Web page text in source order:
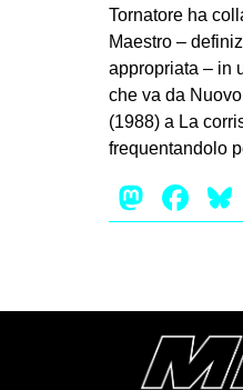
SPORT
Tornatore ha
Maestro –
appropriata – in
che va da
(1988) a La
frequentandolo